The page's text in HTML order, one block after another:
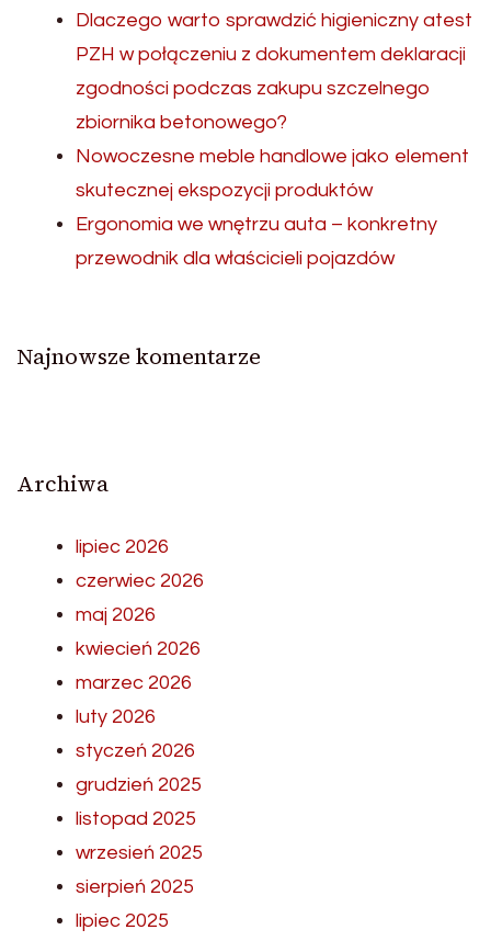
Dlaczego warto sprawdzić higieniczny atest
PZH w połączeniu z dokumentem deklaracji
zgodności podczas zakupu szczelnego
zbiornika betonowego?
Nowoczesne meble handlowe jako element
skutecznej ekspozycji produktów
Ergonomia we wnętrzu auta – konkretny
przewodnik dla właścicieli pojazdów
Najnowsze komentarze
Archiwa
lipiec 2026
czerwiec 2026
maj 2026
kwiecień 2026
marzec 2026
luty 2026
styczeń 2026
grudzień 2025
listopad 2025
wrzesień 2025
sierpień 2025
lipiec 2025